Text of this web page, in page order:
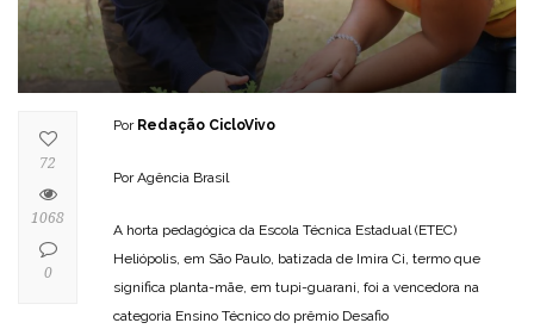
Por Redação CicloVivo
Por Agência Brasil
A horta pedagógica da Escola Técnica Estadual (ETEC)
Heliópolis, em São Paulo, batizada de Imira Ci, termo que
significa planta-mãe, em tupi-guarani, foi a vencedora na
categoria Ensino Técnico do prêmio Desafio
72
1068
0